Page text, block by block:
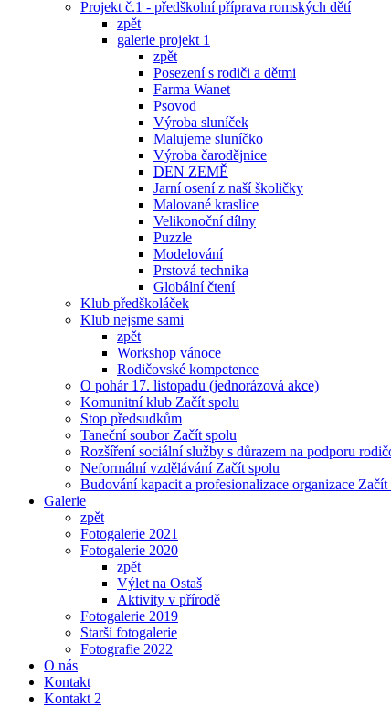
Projekt č.1 - předškolní příprava romských dětí
zpět
galerie projekt 1
zpět
Posezení s rodiči a dětmi
Farma Wanet
Psovod
Výroba sluníček
Malujeme sluníčko
Výroba čarodějnice
DEN ZEMĚ
Jarní osení z naší školičky
Malované kraslice
Velikonoční dílny
Puzzle
Modelování
Prstová technika
Globální čtení
Klub předškoláček
Klub nejsme sami
zpět
Workshop vánoce
Rodičovské kompetence
O pohár 17. listopadu (jednorázová akce)
Komunitní klub Začít spolu
Stop předsudkům
Taneční soubor Začít spolu
Rozšíření sociální služby s důrazem na podporu
Neformální vzdělávání Začít spolu
Budování kapacit a profesionalizace organizace Začít
Galerie
zpět
Fotogalerie 2021
Fotogalerie 2020
zpět
Výlet na Ostaš
Aktivity v přírodě
Fotogalerie 2019
Starší fotogalerie
Fotografie 2022
O nás
Kontakt
Kontakt 2